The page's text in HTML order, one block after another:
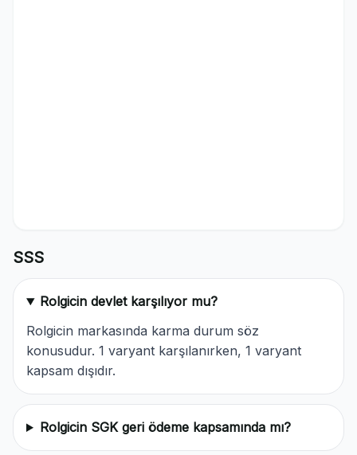
SSS
Rolgicin devlet karşılıyor mu?
Rolgicin markasında karma durum söz
konusudur. 1 varyant karşılanırken, 1 varyant
kapsam dışıdır.
Rolgicin SGK geri ödeme kapsamında mı?